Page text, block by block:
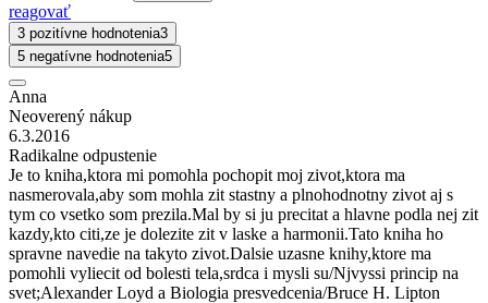
reagovať
3 pozitívne hodnotenia3
5 negatívne hodnotenia5
Anna
Neoverený nákup
6.3.2016
Radikalne odpustenie
Je to kniha,ktora mi pomohla pochopit moj zivot,ktora ma
nasmerovala,aby som mohla zit stastny a plnohodnotny zivot aj s
tym co vsetko som prezila.Mal by si ju precitat a hlavne podla nej zit
kazdy,kto citi,ze je dolezite zit v laske a harmonii.Tato kniha ho
spravne navedie na takyto zivot.Dalsie uzasne knihy,ktore ma
pomohli vyliecit od bolesti tela,srdca i mysli su/Njvyssi princip na
svet;Alexander Loyd a Biologia presvedcenia/Bruce H. Lipton